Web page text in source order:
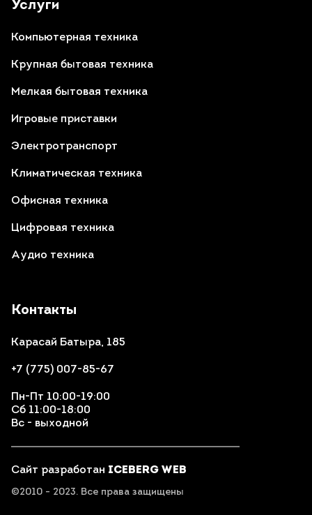
Контакты
Карасай Батыра, 185
+7 (775) 007-85-67
Пн-Пт 10:00-19:00
Сб 11:00-18:00
Вс - выходной
Сайт разработан ICEBERG WEB
©2010 - 2023. Все права защищены
Услуги
Компьютерная техника
Крупная бытовая техника
Мелкая бытовая техника
Игровые приставки
Электротранспорт
Климатическая техника
Офисная техника
Цифровая техника
Аудио техника